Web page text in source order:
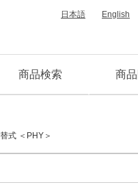
日本語 English
商品検索 商
式 ＜PHY＞